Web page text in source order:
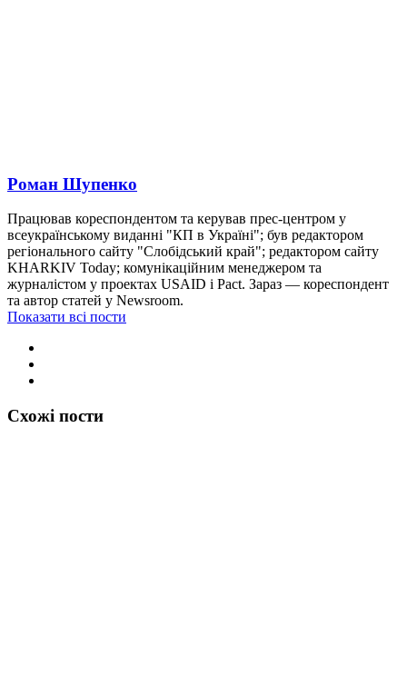
Роман Шупенко
Працював кореспондентом та керував прес-центром у
всеукраїнському виданні "КП в Україні"; був редактором
регіонального сайту "Слобідський край"; редактором сайту
KHARKIV Today; комунікаційним менеджером та
журналістом у проектах USAID і Pact. Зараз — кореспондент
та автор статей у Newsroom.
Показати всі пости
Схожі пости